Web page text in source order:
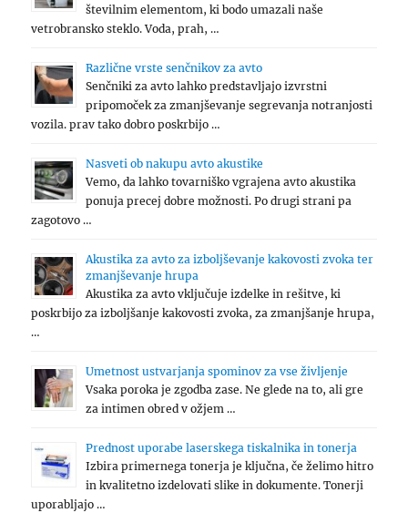
številnim elementom, ki bodo umazali naše
vetrobransko steklo. Voda, prah, …
Različne vrste senčnikov za avto
Senčniki za avto lahko predstavljajo izvrstni
pripomoček za zmanjševanje segrevanja notranjosti
vozila. prav tako dobro poskrbijo …
Nasveti ob nakupu avto akustike
Vemo, da lahko tovarniško vgrajena avto akustika
ponuja precej dobre možnosti. Po drugi strani pa
zagotovo …
Akustika za avto za izboljševanje kakovosti zvoka ter
zmanjševanje hrupa
Akustika za avto vključuje izdelke in rešitve, ki
poskrbijo za izboljšanje kakovosti zvoka, za zmanjšanje hrupa,
…
Umetnost ustvarjanja spominov za vse življenje
Vsaka poroka je zgodba zase. Ne glede na to, ali gre
za intimen obred v ožjem …
Prednost uporabe laserskega tiskalnika in tonerja
Izbira primernega tonerja je ključna, če želimo hitro
in kvalitetno izdelovati slike in dokumente. Tonerji
uporabljajo …